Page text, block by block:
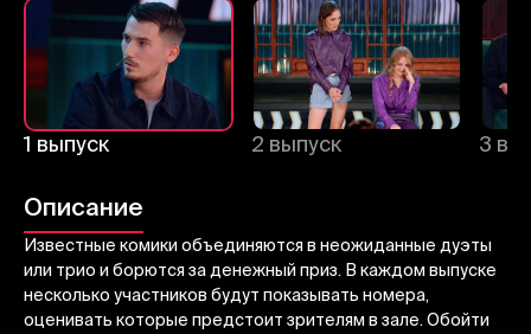
1 выпуск 2 выпуск 3
Описание
Известные комики объединяются в неожиданные дуэты
или трио и борются за денежный приз. В каждом выпуске
несколько участников будут показывать номера,
оценивать которые предстоит зрителям в зале. Обойти
Отправить